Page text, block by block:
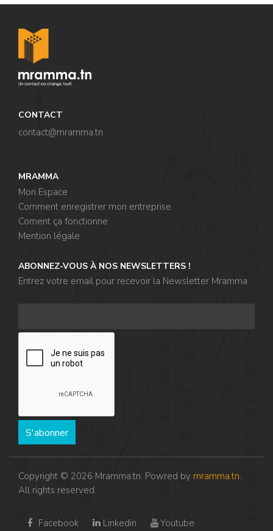
CONTACT
contact@mramma.tn
MRAMMA
Mon Espace
Comment enregistrer mon entreprise
Coment ça fonctionne
Mention légale
ABONNEZ-VOUS À NOS NEWSLETTERS !
Entrez votre email pour recevoir la Newsletter Mramma
S'abonner
Copyright © 2026 Mramma.tn. Powred by mramma.tn.
All rights reserved.
Facebook Linkedin Youtube